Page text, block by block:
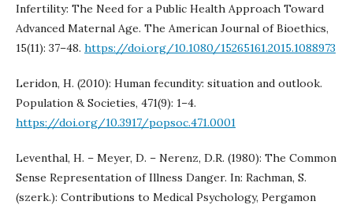
Infertility: The Need for a Public Health Approach Toward
Advanced Maternal Age. The American Journal of Bioethics,
15(11): 37–48. https://doi.org/10.1080/15265161.2015.1088973
Leridon, H. (2010): Human fecundity: situation and outlook.
Population & Societies, 471(9): 1–4.
https://doi.org/10.3917/popsoc.471.0001
Leventhal, H. – Meyer, D. – Nerenz, D.R. (1980): The Common
Sense Representation of Illness Danger. In: Rachman, S.
(szerk.): Contributions to Medical Psychology, Pergamon